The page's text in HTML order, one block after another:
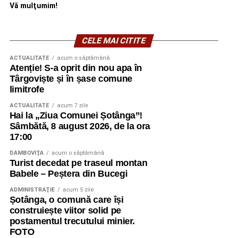
Vă mulţumim!
CELE MAI CITITE
ACTUALITATE acum o săptămână
Atenție! S-a oprit din nou apa în
Târgoviște și în șase comune
limitrofe
ACTUALITATE acum 7 zile
Hai la „Ziua Comunei Șotânga”!
Sâmbătă, 8 august 2026, de la ora
17:00
DÂMBOVIŢA acum o săptămână
Turist decedat pe traseul montan
Babele – Peștera din Bucegi
ADMINISTRAŢIE acum 5 zile
Șotânga, o comună care își
construiește viitor solid pe
postamentul trecutului minier.
FOTO